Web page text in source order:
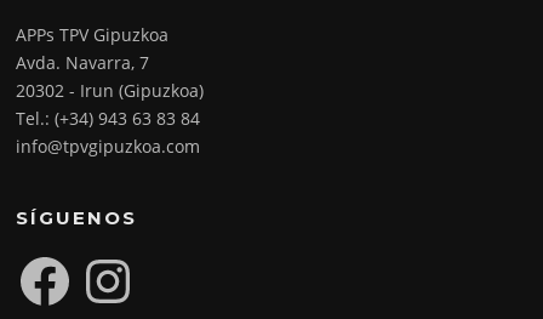
APPs TPV Gipuzkoa
Avda. Navarra, 7
20302 - Irun (Gipuzkoa)
Tel.: (+34) 943 63 83 84
info@tpvgipuzkoa.com
SÍGUENOS
FacebookInstagram